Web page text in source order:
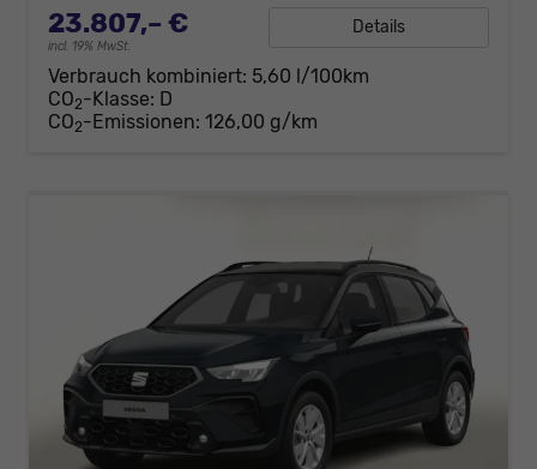
23.807,– €
incl. 19% MwSt.
Details
Verbrauch kombiniert: 5,60 l/100km
CO2-Klasse: D
CO2-Emissionen: 126,00 g/km